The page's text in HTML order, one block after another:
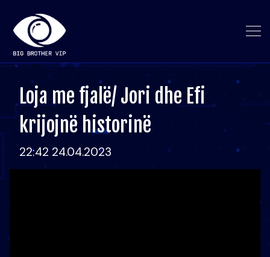
Loja me fjalë/ Jori dhe Efi
krijojnë historinë
22:42 24.04.2023